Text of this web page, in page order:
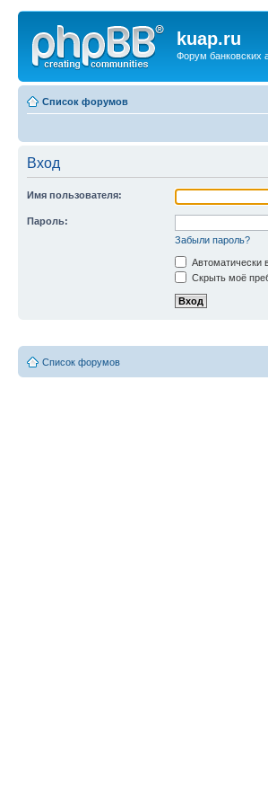
kuap.ru
Форум банковских
Список форумов
Вход
Имя пользователя:
Пароль:
Забыли пароль?
Автоматически
Скрыть моё
Список форумов